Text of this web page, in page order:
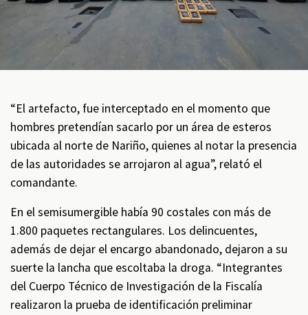
“El artefacto, fue interceptado en el momento que
hombres pretendían sacarlo por un área de esteros
ubicada al norte de Nariño, quienes al notar la presencia
de las autoridades se arrojaron al agua”, relató el
comandante.
En el semisumergible había 90 costales con más de
1.800 paquetes rectangulares. Los delincuentes,
además de dejar el encargo abandonado, dejaron a su
suerte la lancha que escoltaba la droga. “Integrantes
del Cuerpo Técnico de Investigación de la Fiscalía
realizaron la prueba de identificación preliminar